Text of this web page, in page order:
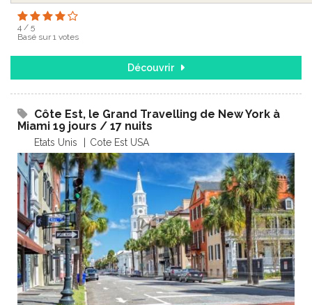
4 / 5
Basé sur1 votes
Découvrir
Côte Est, le Grand Travelling de New York à
Miami 19 jours / 17 nuits
Etats Unis Cote Est USA